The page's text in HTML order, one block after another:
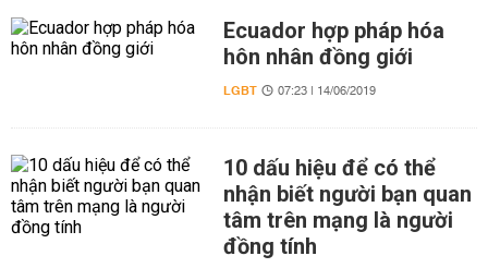
Ecuador hợp pháp hóa
hôn nhân đồng giới
LGBT 07:23 | 14/06/2019
10 dấu hiệu để có thể
nhận biết người bạn quan
tâm trên mạng là người
đồng tính